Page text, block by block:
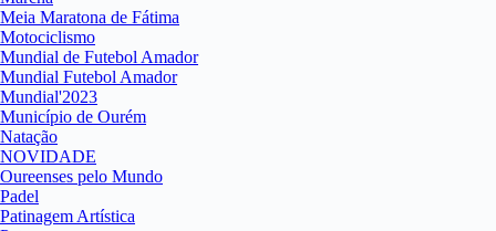
Meia Maratona de Fátima
Motociclismo
Mundial de Futebol Amador
Mundial Futebol Amador
Mundial'2023
Município de Ourém
Natação
NOVIDADE
Oureenses pelo Mundo
Padel
Patinagem Artística